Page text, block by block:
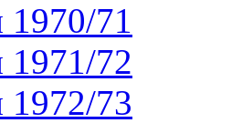
1970/71
1971/72
1972/73